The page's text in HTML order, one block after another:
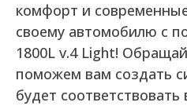
комфорт и
своему автомобилю с
1800L v.4 Light!
поможем вам создать
будет